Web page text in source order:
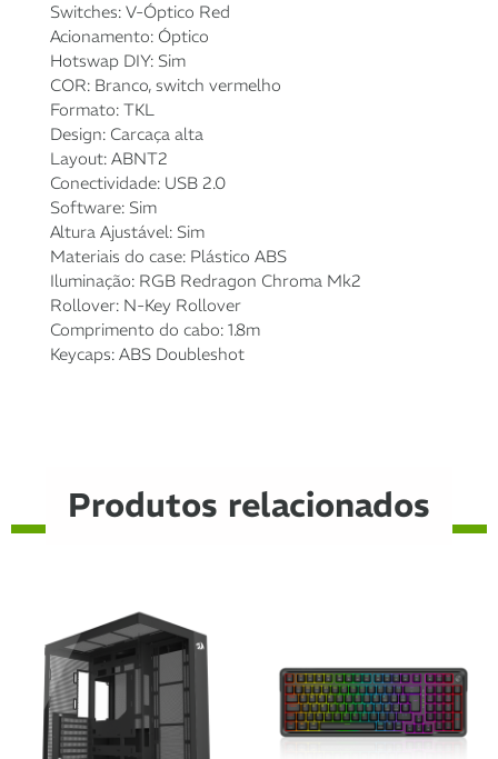
Switches: V-Óptico Red
Acionamento: Óptico
Hotswap DIY: Sim
COR: Branco, switch vermelho
Formato: TKL
Design: Carcaça alta
Layout: ABNT2
Conectividade: USB 2.0
Software: Sim
Altura Ajustável: Sim
Materiais do case: Plástico ABS
Iluminação: RGB Redragon Chroma Mk2
Rollover: N-Key Rollover
Comprimento do cabo: 1.8m
Keycaps: ABS Doubleshot
Produtos relacionados